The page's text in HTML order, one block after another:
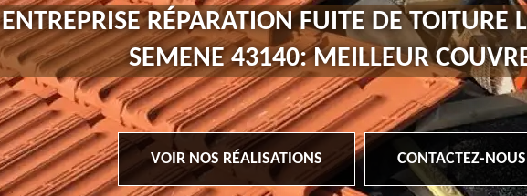
ENTREPRISE RÉPARATION FUITE DE TOITURE
SEMENE 43140: MEILLEUR
VOIR NOS RÉALISATIONS CONTACTEZ-